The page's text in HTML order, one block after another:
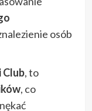
osób
Club, to
, co